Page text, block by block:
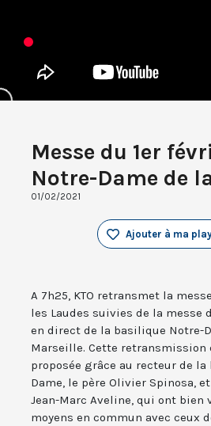
Messe du 1er
Notre-Dame de
01/02/2021
Ajouter à ma
A 7h25, KTO retransmet la
les Laudes suivies de la messe
en direct de la basilique Notre-
Marseille. Cette
proposée grâce au recteur de
Dame, le père Olivier Spinosa,
Jean-Marc Aveline, qui ont
moyens en commun avec ceux